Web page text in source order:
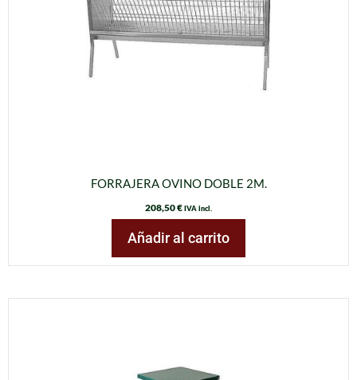
FORRAJERA OVINO DOBLE 2M.
208,50€IVA incl.
Añadir al carrito